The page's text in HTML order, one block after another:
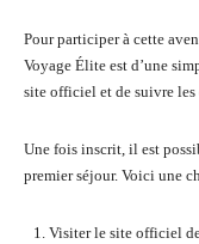
Pour participer à cette
Voyage Élite est d’une
site officiel et de suivre les
Une fois inscrit, il est
premier séjour. Voici une
Visiter le site officiel